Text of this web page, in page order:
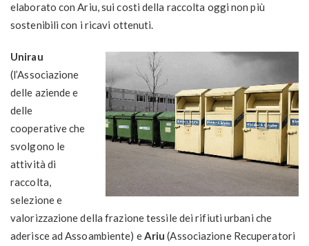
elaborato con Ariu, sui costi della raccolta oggi non più
sostenibili con i ricavi ottenuti.
Unirau
(l’Associazione
delle aziende e
delle
cooperative che
svolgono le
attività di
raccolta,
selezione e
valorizzazione della frazione tessile dei rifiuti urbani che
aderisce ad Assoambiente) eAriu(Associazione Recuperatori